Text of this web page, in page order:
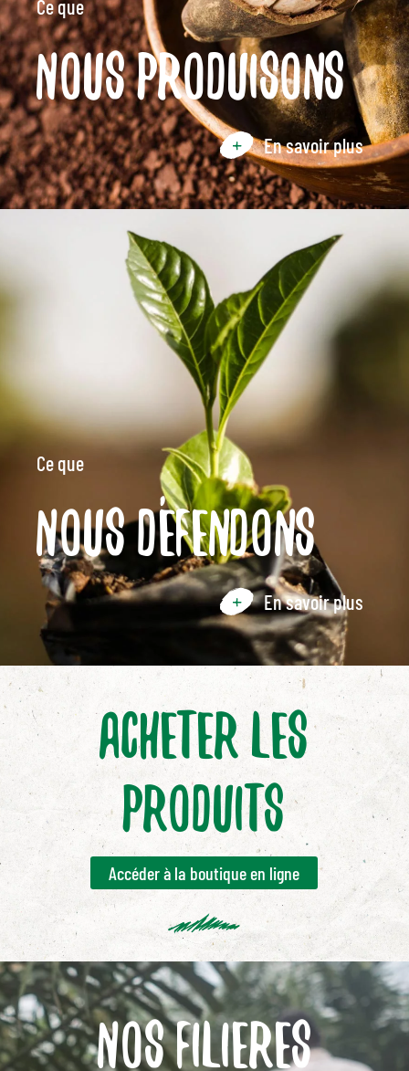
Ce que
Nous produisons
En savoir plus
Ce que
Nous défendons
En savoir plus
Acheter les
produits
Accéder à la boutique en ligne
Nos filieres